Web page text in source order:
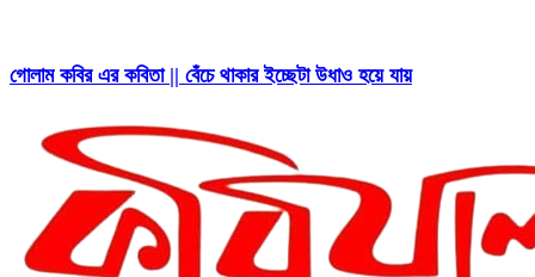
গোলাম কবির এর কবিতা || বেঁচে থাকার ইচ্ছেটা উধাও হয়ে যায়